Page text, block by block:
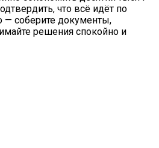
что всё идёт по
— соберите документы,
решения спокойно и